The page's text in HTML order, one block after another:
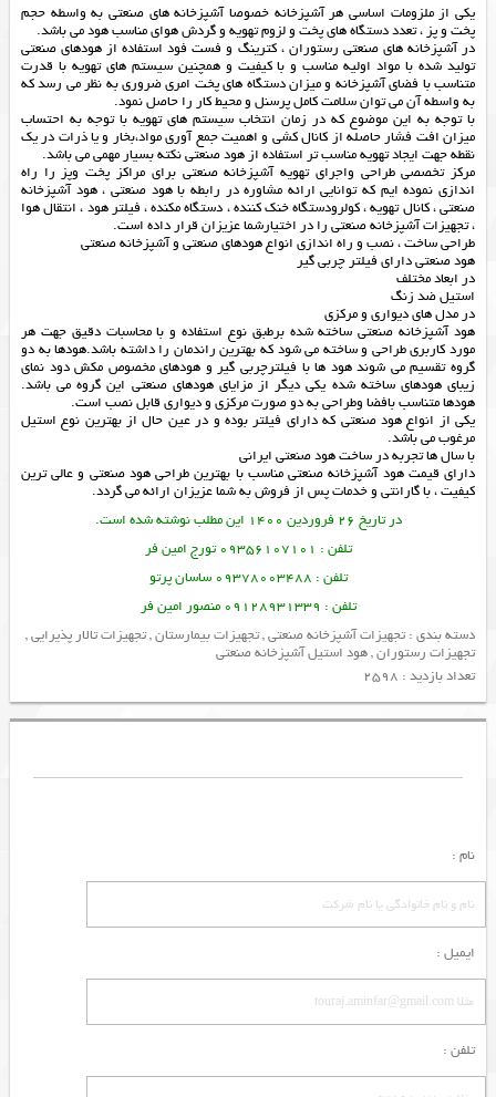
یکی از ملزومات اساسی هر آشپزخانه خصوصا آشپزخانه های صنعتی به واسطه حجم
پخت و پز ، تعدد دستگاه های پخت و لزوم تهویه و گردش هوای مناسب هود می باشد.
در آشپزخانه های صنعتی رستوران ، کترینگ و فست فود استفاده از هودهای صنعتی
تولید شده با مواد اولیه مناسب و با کیفیت و همچنین سیستم های تهویه با قدرت
متناسب با فضای آشپزخانه و میزان دستگاه های پخت امری ضروری به نظر می رسد که
به واسطه آن می توان سلامت کامل پرسنل و محیط کار را حاصل نمود.
با توجه به این موضوع که در زمان انتخاب سیستم های تهویه با توجه به احتساب
میزان افت فشار حاصله از کانال کشی و اهمیت جمع آوری مواد،بخار و یا ذرات در یک
نقطه جهت ایجاد تهویه مناسب تر استفاده از هود صنعتی نکته بسیار مهمی می باشد.
مرکز تخصصی طراحی واجرای تهویه آشپزخانه صنعتی برای مراکز پخت وپز را راه
اندازی نموده ایم که توانایی ارائه مشاوره در رابطه با هود صنعتی ، هود آشپزخانه
صنعتی ، کانال تهویه ، کولرودستگاه خنک کننده ، دستگاه مکنده ، فیلتر هود ، انتقال هوا
، تجهیزات آشپزخانه صنعتی را در اختیارشما عزیزان قرار داده است.
طراحی ساخت ، نصب و راه اندازی انواع هودهای صنعتی و آشپزخانه صنعتی
هود صنعتی دارای فیلتر چربی گیر
در ابعاد مختلف
استیل ضد زنگ
در مدل های دیواری و مرکزی
هود آشپزخانه صنعتی ساخته شده برطبق نوع استفاده و با محاسبات دقیق جهت هر
مورد کاربری طراحی و ساخته می شود که بهترین راندمان را داشته باشد.هودها به دو
گروه تقسیم می شوند هود ها با فیلترچربی گیر و هودهای مخصوص مکش دود نمای
زیبای هودهای ساخته شده یکی دیگر از مزایای هودهای صنعتی این گروه می باشد.
هودها متناسب بافضا وطراحی به دو صورت مرکزی و دیواری قابل نصب است.
یکی از انواع هود صنعتی که دارای فیلتر بوده و در عین حال از بهترین نوع استیل
مرغوب می باشد.
با سال ها تجربه در ساختهود صنعتیایرانی
دارای قیمت هود آشپزخانه صنعتی مناسب با بهترین طراحی هود صنعتی و عالی ترین
کیفیت ، با گارانتی و خدمات پس از فروش به شما عزیزان ارائه می گردد.
در تاریخ 26 فروردین 1400 این مطلب نوشته شده است.
تلفن : 09356107101 تورج امین فر
تلفن : 09378003488 ساسان پرتو
تلفن : 09128931339 منصور امین فر
دسته بندی :تجهیزات آشپزخانه صنعتی,تجهیزات بیمارستان,تجهیزات تالار پذیرایی,
تجهیزات رستوران,هود استیل آشپزخانه صنعتی
تعداد بازدید : 2598
نام :
ایمیل :
تلفن :